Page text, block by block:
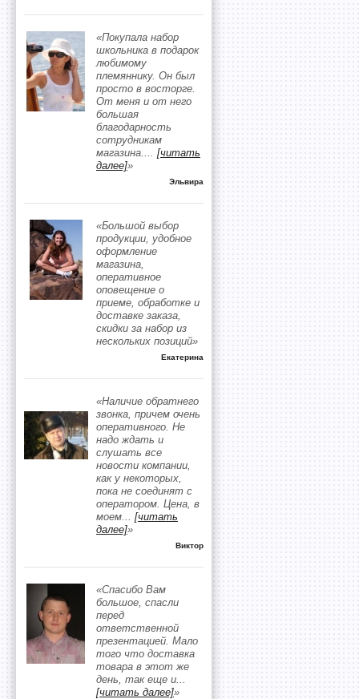
«Покупала набор
школьника в подарок
любимому
племяннику. Он был
просто в восторге.
От меня и от него
большая
благодарность
сотрудникам
магазина.... [читать
далее]»
Эльвира
«Большой выбор
продукции, удобное
оформление
магазина,
оперативное
оповещение о
приеме, обработке и
доставке заказа,
скидки за набор из
нескольких позиций»
Екатерина
«Наличие обратнего
звонка, причем очень
оперативного. Не
надо ждать и
слушать все
новости компании,
как у некоторых,
пока не соединят с
оператором. Цена, в
моем... [читать
далее]»
Виктор
«Спасибо Вам
большое, спасли
перед
ответственной
презентацией. Мало
того что доставка
товара в этот же
день, так еще и...
[читать далее]»